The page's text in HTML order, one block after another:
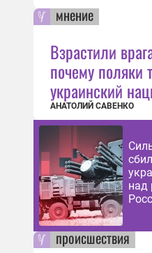
мнение
Взрастили
почему поляки
украинский
АНАТОЛИЙ САВЕНКО
над
происшествия